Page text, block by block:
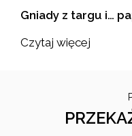
Gniady z targu i…
Czytaj więcej